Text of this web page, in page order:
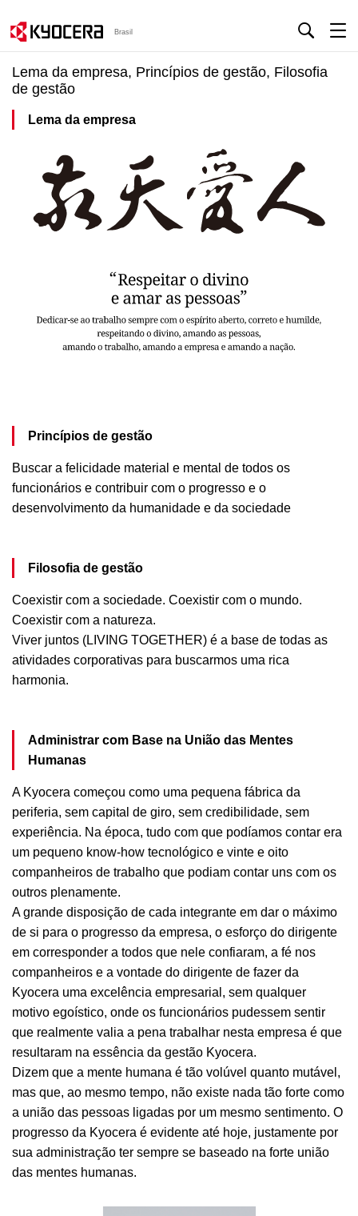
Brasil
Lema da empresa, Princípios de gestão, Filosofia
de gestão
Lema da empresa
Princípios de gestão
Buscar a felicidade material e mental de todos os
funcionários e contribuir com o progresso e o
desenvolvimento da humanidade e da sociedade
Filosofia de gestão
Coexistir com a sociedade. Coexistir com o mundo.
Coexistir com a natureza.
Viver juntos (LIVING TOGETHER) é a base de todas as
atividades corporativas para buscarmos uma rica
harmonia.
Administrar com Base na União das Mentes
Humanas
A Kyocera começou como uma pequena fábrica da
periferia, sem capital de giro, sem credibilidade, sem
experiência. Na época, tudo com que podíamos contar era
um pequeno know-how tecnológico e vinte e oito
companheiros de trabalho que podiam contar uns com os
outros plenamente.
A grande disposição de cada integrante em dar o máximo
de si para o progresso da empresa, o esforço do dirigente
em corresponder a todos que nele confiaram, a fé nos
companheiros e a vontade do dirigente de fazer da
Kyocera uma excelência empresarial, sem qualquer
motivo egoístico, onde os funcionários pudessem sentir
que realmente valia a pena trabalhar nesta empresa é que
resultaram na essência da gestão Kyocera.
Dizem que a mente humana é tão volúvel quanto mutável,
mas que, ao mesmo tempo, não existe nada tão forte como
a união das pessoas ligadas por um mesmo sentimento. O
progresso da Kyocera é evidente até hoje, justamente por
sua administração ter sempre se baseado na forte união
das mentes humanas.